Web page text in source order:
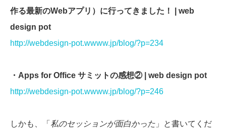
作る最新のWebアプリ）に行ってきました！ | web
design pot
http://webdesign-pot.wwww.jp/blog/?p=234
・Apps for Office サミットの感想② | web design pot
http://webdesign-pot.wwww.jp/blog/?p=246
しかも、「 私のセッションが面白かった 」と書いてくだ